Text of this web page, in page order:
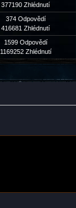
377190 Zhlédnutí
374 Odpovědí
416681 Zhlédnutí
1599 Odpovědí
1169252 Zhlédnutí